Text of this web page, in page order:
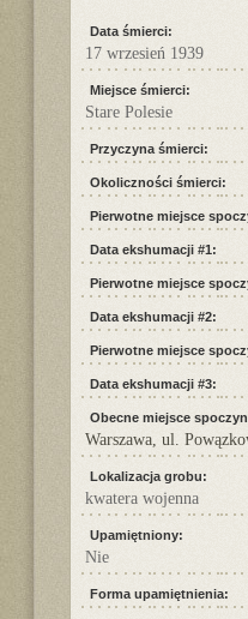
Data śmierci:
17 wrzesień 1939
Miejsce śmierci:
Stare Polesie
Przyczyna śmierci:
Okoliczności śmierci:
Pierwotne miejsce
Data ekshumacji #1:
Pierwotne miejsce
Data ekshumacji #2:
Pierwotne miejsce
Data ekshumacji #3:
Obecne miejsce
Warszawa, ul.
Lokalizacja grobu:
kwatera wojenna
Upamiętniony:
Nie
Forma upamiętnienia: